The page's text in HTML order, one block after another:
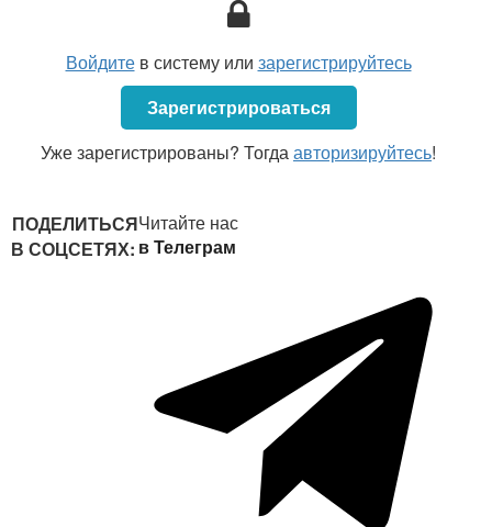
Войдитев систему или зарегистрируйтесь
Зарегистрироваться
Уже зарегистрированы? Тогдаавторизируйтесь!
ПОДЕЛИТЬСЯ
В СОЦСЕТЯХ:
Читайте нас
в Телеграм